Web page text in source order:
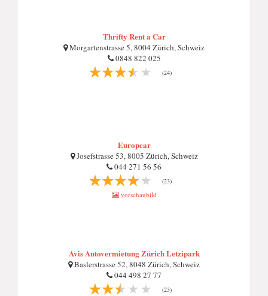
Thrifty Rent a Car
Morgartenstrasse 5, 8004 Zürich, Schweiz
0848 822 025
(24)
Europcar
Josefstrasse 53, 8005 Zürich, Schweiz
044 271 56 56
(23)
vorschaubild
Avis Autovermietung Zürich Letzipark
Baslerstrasse 52, 8048 Zürich, Schweiz
044 498 27 77
(23)